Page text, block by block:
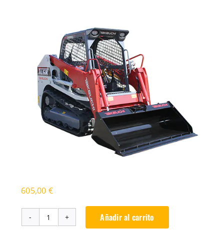
605,00 €
Alquiler
Añadir al carrito